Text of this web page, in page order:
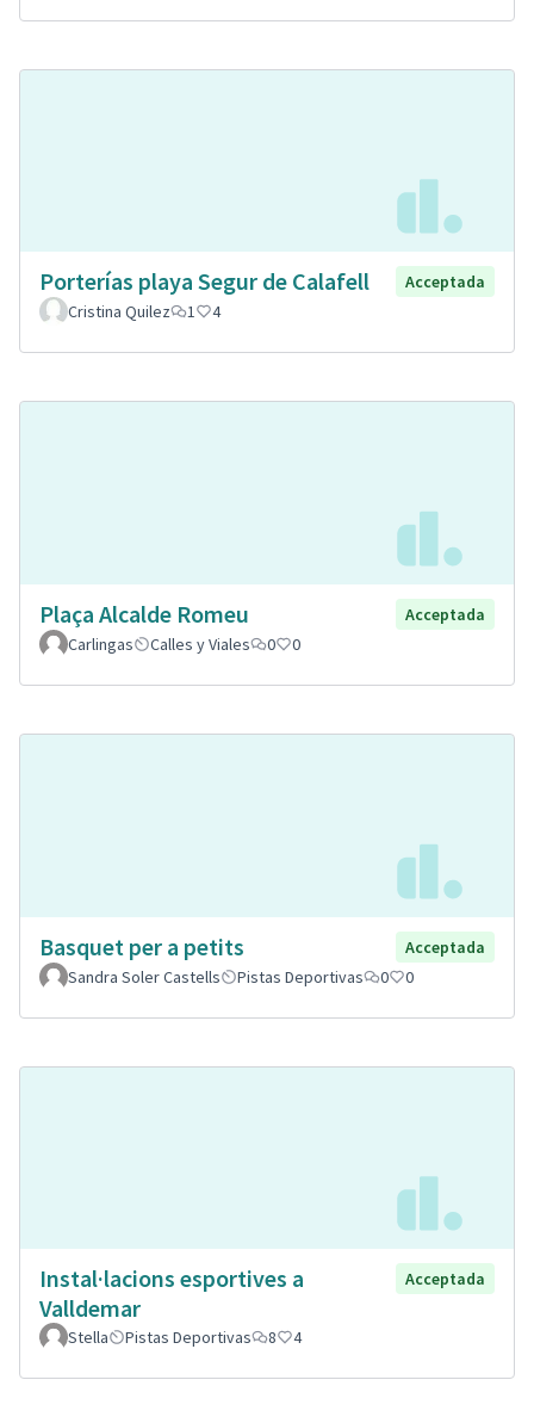
Porterías playa Segur de Calafell
Acceptada
Cristina Quilez
1 4
Plaça Alcalde Romeu
Acceptada
Carlingas
Calles y Viales 0 0
Basquet per a petits
Acceptada
Sandra Soler Castells
Pistas Deportivas 0 0
Instal·lacions esportives a
Valldemar
Acceptada
Stella Pistas Deportivas 8 4